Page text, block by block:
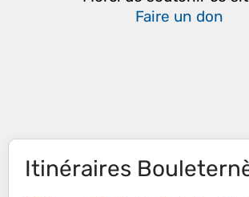
Faire un don
Itinéraires